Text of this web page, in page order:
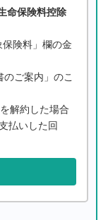
命保険料控除
険料」欄の金
ご案内」のこ
解約した場合
払いした回